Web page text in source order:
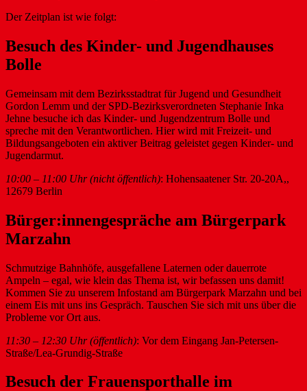
Der Zeitplan ist wie folgt:
Besuch des Kinder- und Jugendhauses
Bolle
Gemeinsam mit dem Bezirksstadtrat für Jugend und Gesundheit
Gordon Lemm und der SPD-Bezirksverordneten Stephanie Inka
Jehne besuche ich das Kinder- und Jugendzentrum Bolle und
spreche mit den Verantwortlichen. Hier wird mit Freizeit- und
Bildungsangeboten ein aktiver Beitrag geleistet gegen Kinder- und
Jugendarmut.
10:00 – 11:00 Uhr (nicht öffentlich): Hohensaatener Str. 20-20A,,
12679 Berlin
Bürger:innengespräche am Bürgerpark
Marzahn
Schmutzige Bahnhöfe, ausgefallene Laternen oder dauerrote
Ampeln – egal, wie klein das Thema ist, wir befassen uns damit!
Kommen Sie zu unserem Infostand am Bürgerpark Marzahn und bei
einem Eis mit uns ins Gespräch. Tauschen Sie sich mit uns über die
Probleme vor Ort aus.
11:30 – 12:30 Uhr (öffentlich): Vor dem Eingang Jan-Petersen-
Straße/Lea-Grundig-Straße
Besuch der Frauensporthalle im